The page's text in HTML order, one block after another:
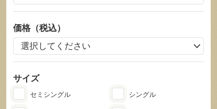
価格（税込）
サイズ
セミシングル シングル